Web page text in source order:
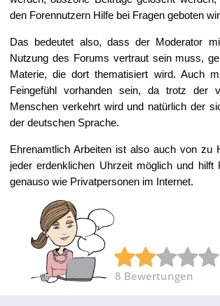
den Forennutzern Hilfe bei Fragen geboten
Das bedeutet also, dass der Moderator
Nutzung des Forums vertraut sein muss,
Materie, die dort thematisiert wird. Auch
Feingefühl vorhanden sein, da trotz der
Menschen verkehrt wird und natürlich der
der deutschen Sprache.
Ehrenamtlich Arbeiten ist also auch von zu
jeder erdenklichen Uhrzeit möglich und hilft
genauso wie Privatpersonen im Internet.
8 Bewertungen